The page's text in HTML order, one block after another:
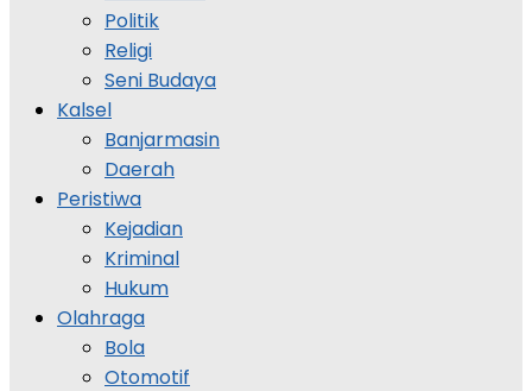
Politik
Religi
Seni Budaya
Kalsel
Banjarmasin
Daerah
Peristiwa
Kejadian
Kriminal
Hukum
Olahraga
Bola
Otomotif